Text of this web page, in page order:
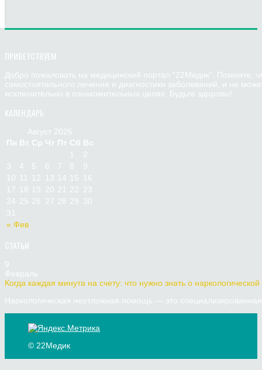
ПРИВЕТСТВУЕМ
Добро пожаловать на медицинский портал "22Медик". Помните,
самостоятельного лечения и диагностики заболеваний, и не
исключительно в ознакомительных целях. Будьте здоровы!
КАЛЕНДАРЬ
Август 2026
Пн Вт Ср Чт Пт Сб Вс
« Фев
1
2
3
4 5 6 7 8
9
10 11 12 13 14 15 16
17 18 19 20 21 22 23
24 25 26 27 28 29 30
31
СТАТЬИ
9
Февраль
Когда каждая минута на счету: что нужно знать о
Наркологическая неотложная помощь — это
© 22Медик